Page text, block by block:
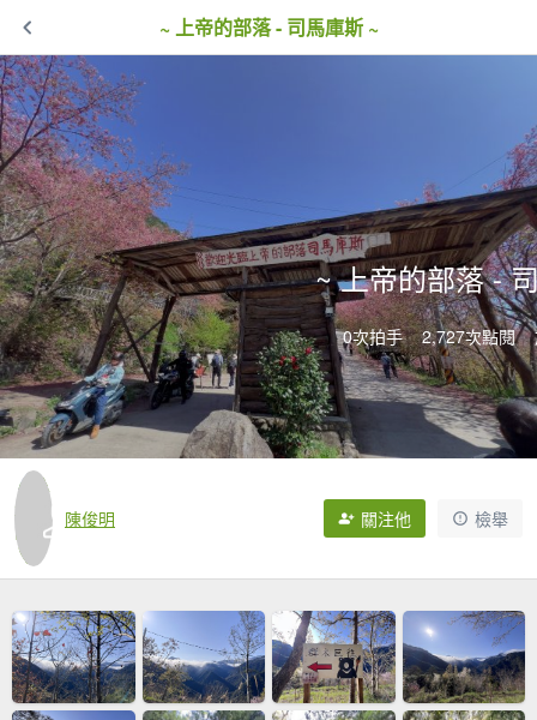
~ 上帝的部落 - 司馬庫斯 ~
~ 上帝的部落 -
0次拍手 2,727次點閱
陳俊明 關注他 檢舉